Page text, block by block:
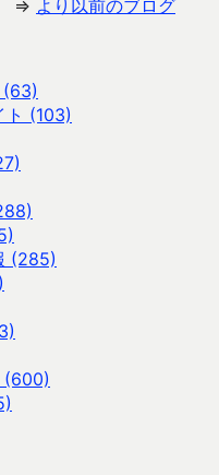
⇒ より以前のブログ
(63)
ト (103)
(285)
(600)